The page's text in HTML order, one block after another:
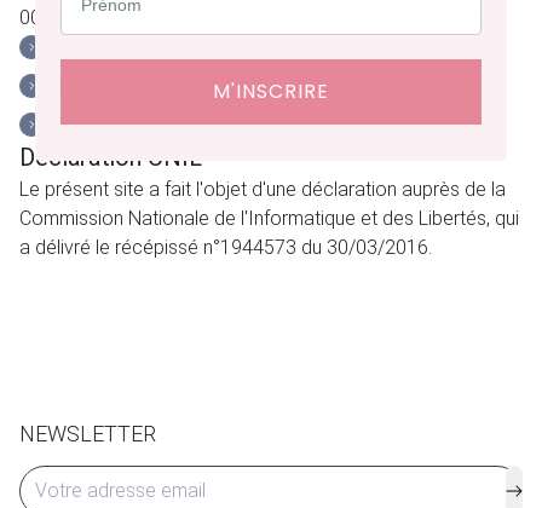
00045, le code APE 6202A et le N°TVA FR22424761419.
0 820 698 765
Site web : http://www.ovh.com
Déclaration CNIL
Le présent site a fait l'objet d'une déclaration auprès de la
Commission Nationale de l'Informatique et des Libertés, qui
a délivré le récépissé n°1944573 du 30/03/2016.
NEWSLETTER
M'INSCRIRE